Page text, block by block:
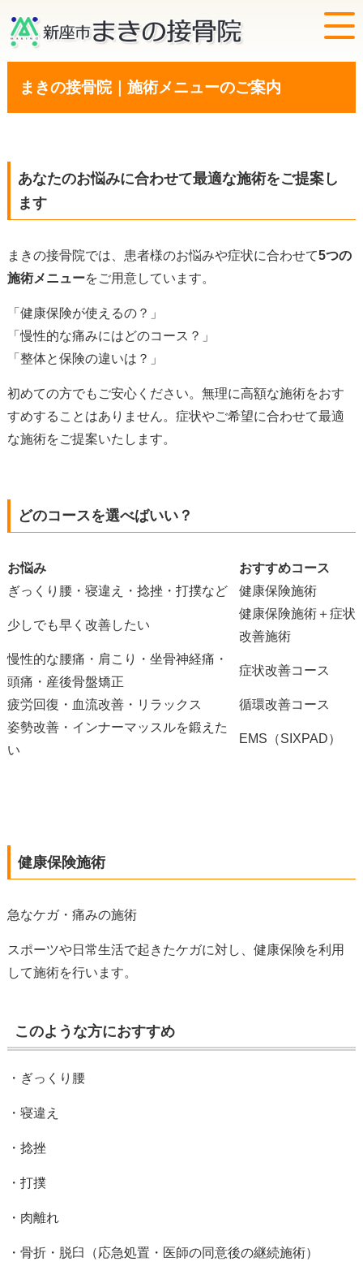
まきの接骨院｜施術メニューのご案内
あなたのお悩みに合わせて最適な施術をご提案し
ます
まきの接骨院では、患者様のお悩みや症状に合わせて5つの
施術メニューをご用意しています。
「健康保険が使えるの？」
「慢性的な痛みにはどのコース？」
「整体と保険の違いは？」
初めての方でもご安心ください。無理に高額な施術をおす
すめすることはありません。症状やご希望に合わせて最適
な施術をご提案いたします。
どのコースを選べばいい？
お悩み
おすすめコース
ぎっくり腰・寝違え・捻挫・打撲など
健康保険施術
少しでも早く改善したい
健康保険施術＋症状
改善施術
慢性的な腰痛・肩こり・坐骨神経痛・
頭痛・産後骨盤矯正
症状改善コース
疲労回復・血流改善・リラックス
循環改善コース
姿勢改善・インナーマッスルを鍛えた
い
EMS（SIXPAD）
健康保険施術
急なケガ・痛みの施術
スポーツや日常生活で起きたケガに対し、健康保険を利用
して施術を行います。
このような方におすすめ
・ぎっくり腰
・寝違え
・捻挫
・打撲
・肉離れ
・骨折・脱臼（応急処置・医師の同意後の継続施術）